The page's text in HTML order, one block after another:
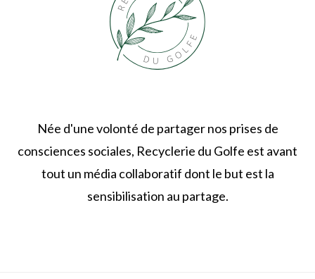
Née d'une volonté de partager nos prises de
consciences sociales, Recyclerie du Golfe est avant
tout un média collaboratif dont le but est la
sensibilisation au partage.